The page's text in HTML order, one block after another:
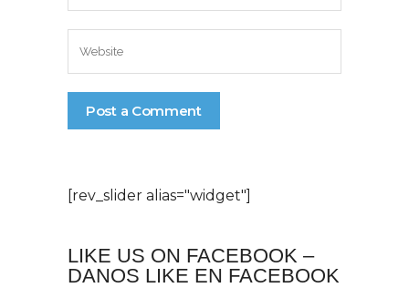
[rev_slider alias="widget"]
LIKE US ON FACEBOOK –
DANOS LIKE EN FACEBOOK